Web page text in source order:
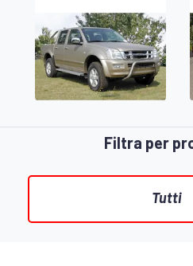
Filtra per
Tutti